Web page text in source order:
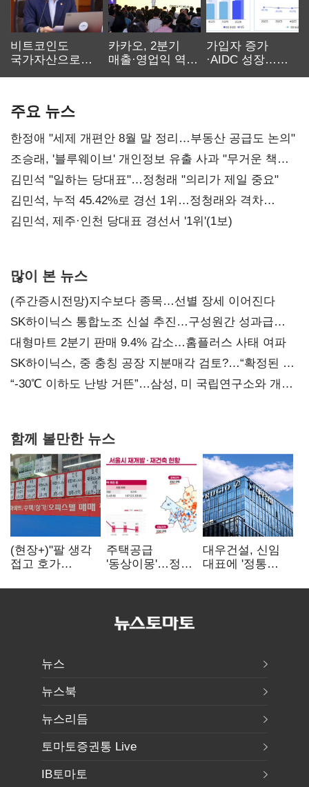
비트코인도
국가자산으로…'
카카오, 2분기
매출·영업익 역대
가입자 증가
·AIDC 성장…
주요 뉴스
한정애 "세제 개편안 8월 말 정리…부동산 공급도 논의"
조승래, '블루웨이브' 개인정보 유출 사과 "무거운 책임
통감"
김민석 "일하는 당대표"…정청래 "의리가 제일 중요"
김민석, 누적 45.42%로 경선 1위…정청래와 격차
0.86%p(2보)
김민석, 제주·인천 당대표 경선서 '1위'(1보)
많이 본 뉴스
(주간증시전망)지수보다 종목…선별 장세 이어진다
SK하이닉스 통합노조 신설 추진…구성원간 성과급
불만 확산
대형마트 2분기 판매 9.4% 감소…홈플러스 사태 여파
SK하이닉스, 중 충칭 공장 지분매각 검토?…“확정된 바
없어”
“-30℃ 이하도 난방 거뜬”…삼성, 미 국립연구소와 개발
함께 볼만한 뉴스
(현장+)"팔 생각
접고 호가
똘똘한 한 채'
주택공급
'동상이몽'…정부
없으면 '공수표'
대우건설, 신임
대표에 '정통
부사장 내정
뉴스
뉴스북
뉴스리듬
토마토증권통 Live
IB토마토